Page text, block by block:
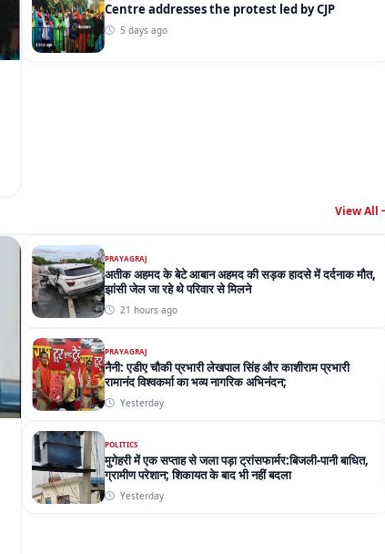
Centre addresses the protest led by CJP
5 days ago
View All
PRAYAGRAJ
अतीक अहमद के बेटे आबान अहमद की सड़क हादसे में दर्दनाक मौत,
झांसी जेल जा रहे थे परिवार से मिलने
21 hours ago
PRAYAGRAJ
नैनी: एडीए चौकी प्रभारी लेखपाल सिंह और काशीराम प्रभारी
रामानंद विश्वकर्मा का भव्य नागरिक अभिनंदन;
Yesterday
POLITICS
मुगेहरी में एक सप्ताह से जला पड़ा ट्रांसफार्मर:बिजली-पानी बाधित,
ग्रामीण परेशान; शिकायत के बाद भी नहीं बदला
Yesterday